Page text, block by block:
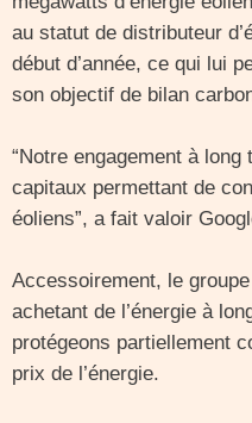
au statut de distributeur
début d’année, ce qui lui
son objectif de bilan
“Notre engagement à
capitaux permettant de
éoliens”, a fait valoir
Accessoirement, le
achetant de l’énergie à
protégeons partiellement
prix de l’énergie.